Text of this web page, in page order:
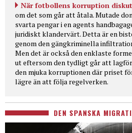
När fotbollens korruption
om det som går att åtala. Mutade
svarta pengar i en agents
juridiskt klandervärt. Detta är en
genom den gängkriminella
Men det är också den enklaste
ut eftersom den tydligt går att
den mjuka korruptionen där priset
lägre än att följa regelverken.
DEN SPANSKA